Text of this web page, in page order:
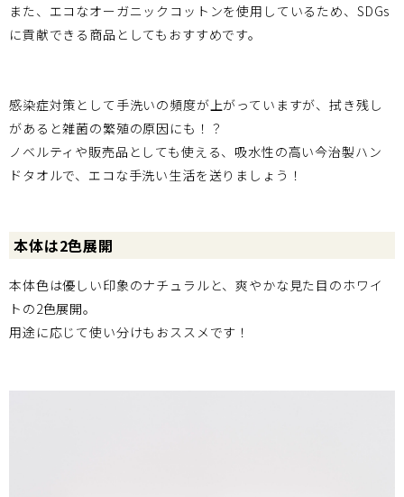
また、エコなオーガニックコットンを使用しているため、SDGs
に貢献できる商品としてもおすすめです。
感染症対策として手洗いの頻度が上がっていますが、拭き残し
があると雑菌の繁殖の原因にも！？
ノベルティや販売品としても使える、吸水性の高い今治製ハン
ドタオルで、エコな手洗い生活を送りましょう！
本体は2色展開
本体色は優しい印象のナチュラルと、爽やかな見た目のホワイ
トの2色展開。
用途に応じて使い分けもおススメです！